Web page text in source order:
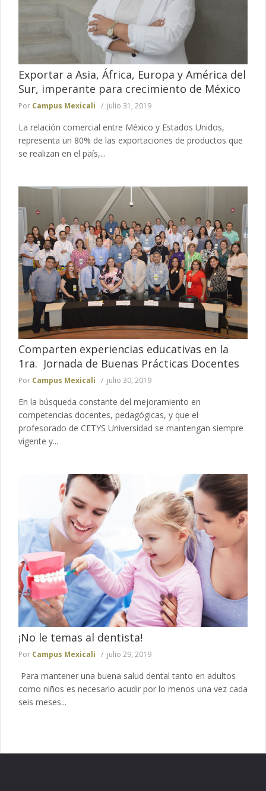
Exportar a Asia, África, Europa y América del
Sur, imperante para crecimiento de México
Por Campus Mexicali julio 31, 2019
La relación comercial entre México y Estados Unidos,
representa un 80% de las exportaciones de productos que
se realizan en el país,...
Comparten experiencias educativas en la
1ra. Jornada de Buenas Prácticas Docentes
Por Campus Mexicali julio 30, 2019
En la búsqueda constante del mejoramiento en
competencias docentes, pedagógicas, y que el
profesorado de CETYS Universidad se mantengan siempre
vigente y...
¡No le temas al dentista!
Por Campus Mexicali julio 29, 2019
Para mantener una buena salud dental tanto en adultos
como niños es necesario acudir por lo menos una vez cada
seis meses...